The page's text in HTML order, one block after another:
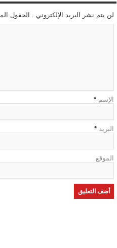
لن يتم نشر البريد الإلكتروني . الحقول
الإسم *
البريد *
الموقع